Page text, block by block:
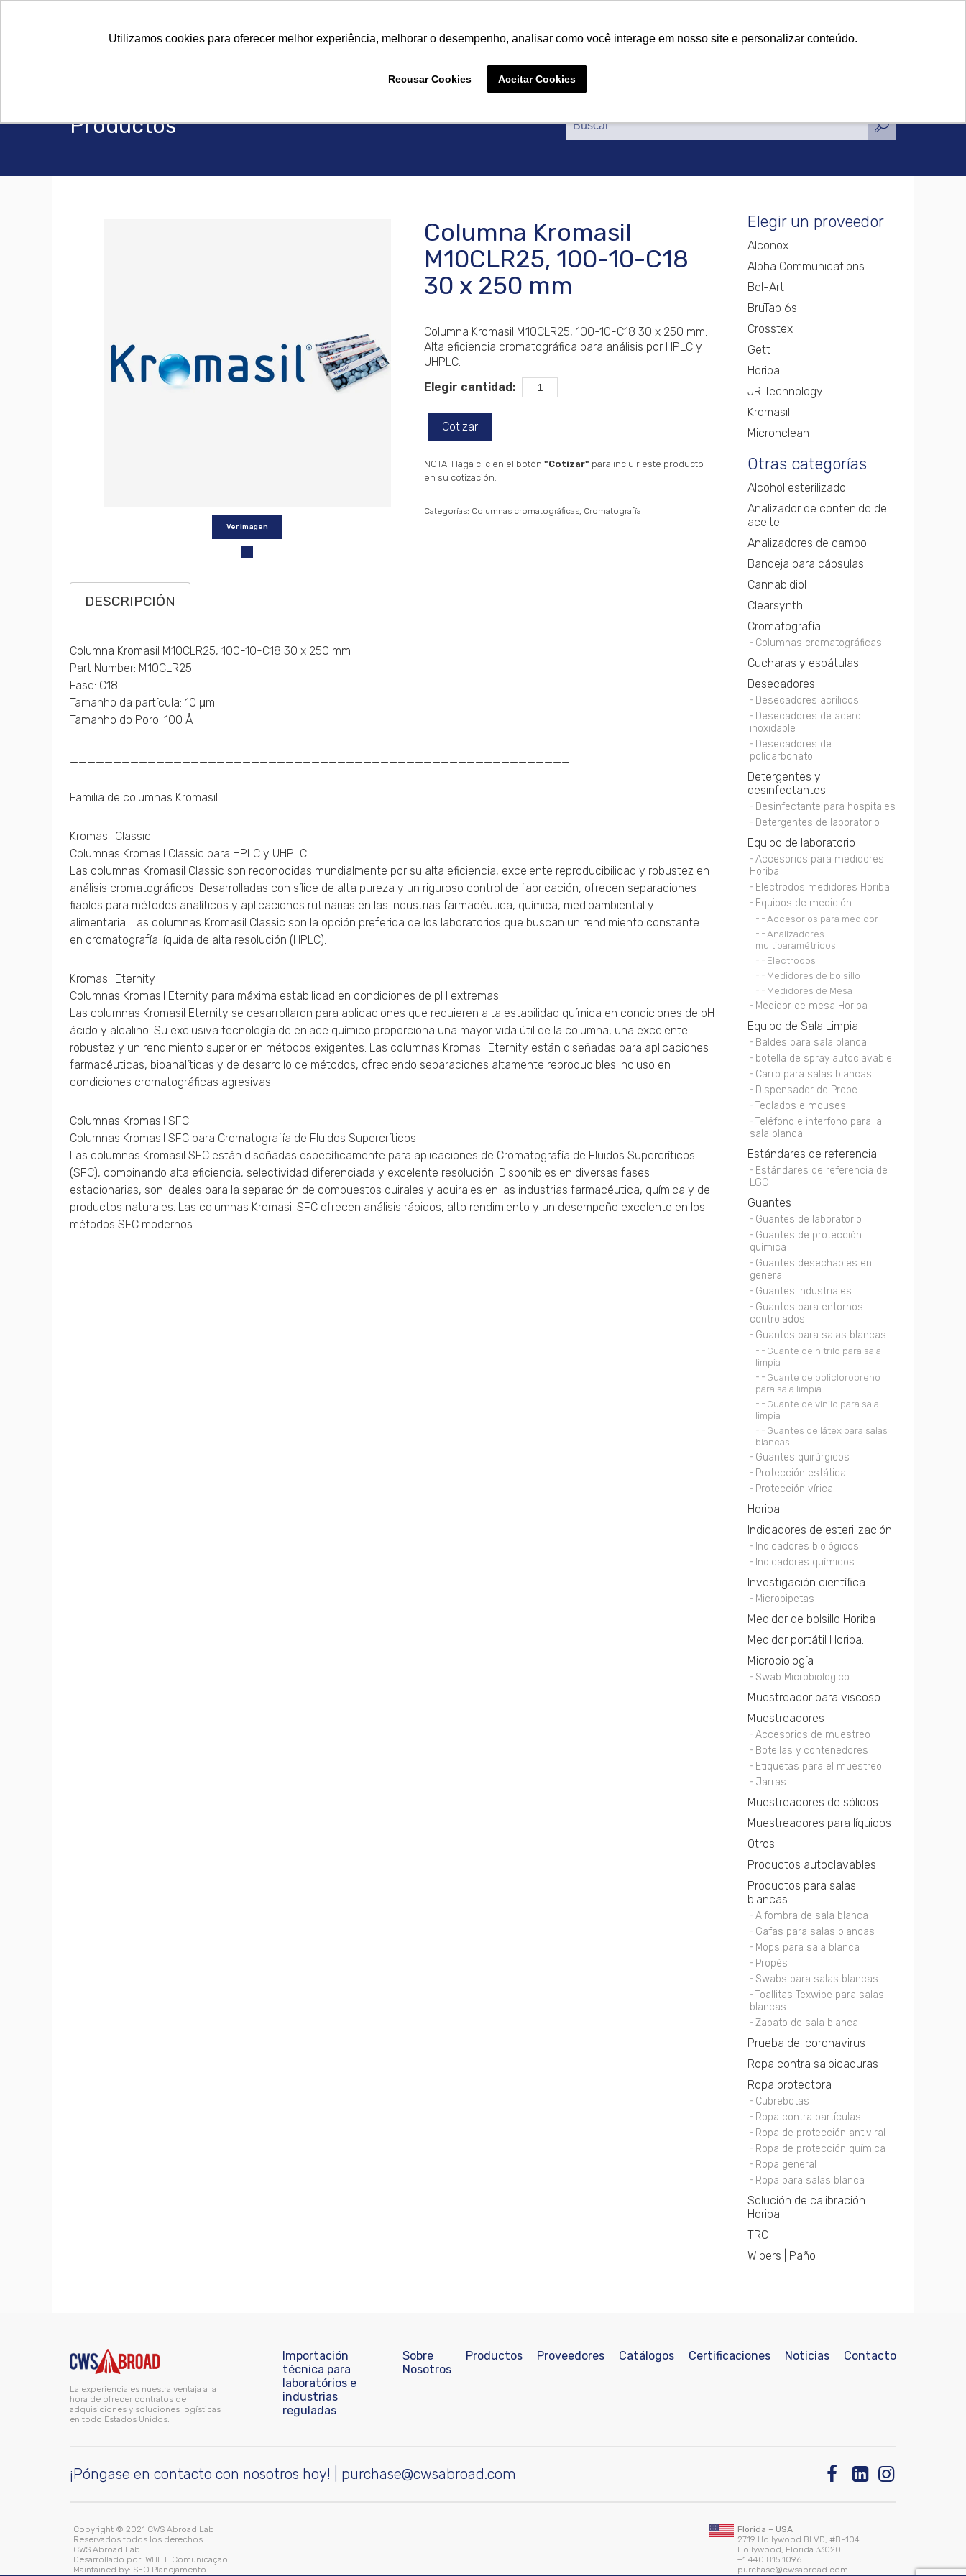
Utilizamos cookies para oferecer melhor experiência, melhorar o desempenho, analisar como você interage em nosso site e personalizar conteúdo.
Recusar Cookies Aceitar Cookies
Sobre Nosotros
Productos Proveedores Catálogos Certificaciones Noticias Contacto
Productos
Ver imagen
Columna Kromasil
M10CLR25, 100-10-C18
30 x 250 mm
Columna Kromasil M10CLR25, 100-10-C18 30 x 250 mm.
Alta eficiencia cromatográfica para análisis por HPLC y
UHPLC.
Elegir cantidad:
Cotizar
NOTA: Haga clic en el botón"Cotizar" para incluir este producto
en su cotización.
Categorías: Columnas cromatográficas Cromatografía
DESCRIPCIÓN
Columna Kromasil M10CLR25, 100-10-C18 30 x 250 mm
Part Number: M10CLR25
Fase: C18
Tamanho da partícula: 10 μm
Tamanho do Poro: 100 Å
__________________________________________________________
Familia de columnas Kromasil
Kromasil Classic
Columnas Kromasil Classic para HPLC y UHPLC
Las columnas Kromasil Classic son reconocidas mundialmente por su alta eficiencia, excelente reproducibilidad y robustez en
análisis cromatográficos. Desarrolladas con sílice de alta pureza y un riguroso control de fabricación, ofrecen separaciones
fiables para métodos analíticos y aplicaciones rutinarias en las industrias farmacéutica, química, medioambiental y
alimentaria. Las columnas Kromasil Classic son la opción preferida de los laboratorios que buscan un rendimiento constante
en cromatografía líquida de alta resolución (HPLC).
Kromasil Eternity
Columnas Kromasil Eternity para máxima estabilidad en condiciones de pH extremas
Las columnas Kromasil Eternity se desarrollaron para aplicaciones que requieren alta estabilidad química en condiciones de pH
ácido y alcalino. Su exclusiva tecnología de enlace químico proporciona una mayor vida útil de la columna, una excelente
robustez y un rendimiento superior en métodos exigentes. Las columnas Kromasil Eternity están diseñadas para aplicaciones
farmacéuticas, bioanalíticas y de desarrollo de métodos, ofreciendo separaciones altamente reproducibles incluso en
condiciones cromatográficas agresivas.
Columnas Kromasil SFC
Columnas Kromasil SFC para Cromatografía de Fluidos Supercríticos
Las columnas Kromasil SFC están diseñadas específicamente para aplicaciones de Cromatografía de Fluidos Supercríticos
(SFC), combinando alta eficiencia, selectividad diferenciada y excelente resolución. Disponibles en diversas fases
estacionarias, son ideales para la separación de compuestos quirales y aquirales en las industrias farmacéutica, química y de
productos naturales. Las columnas Kromasil SFC ofrecen análisis rápidos, alto rendimiento y un desempeño excelente en los
métodos SFC modernos.
Elegir un proveedor
Alconox
Alpha Communications
Bel-Art
BruTab 6s
Crosstex
Gett
Horiba
JR Technology
Kromasil
Micronclean
Otras categorías
Alcohol esterilizado
Analizador de contenido de
aceite
Analizadores de campo
Bandeja para cápsulas
Cannabidiol
Clearsynth
Cromatografía
Columnas cromatográficas
Cucharas y espátulas.
Desecadores
Desecadores acrílicos
Desecadores de acero
inoxidable
Desecadores de
policarbonato
Detergentes y
desinfectantes
Desinfectante para hospitales
Detergentes de laboratorio
Equipo de laboratorio
Accesorios para medidores
Horiba
Electrodos medidores Horiba
Equipos de medición
Accesorios para medidor
Analizadores
multiparamétricos
Electrodos
Medidores de bolsillo
Medidores de Mesa
Medidor de mesa Horiba
Equipo de Sala Limpia
Baldes para sala blanca
botella de spray autoclavable
Carro para salas blancas
Dispensador de Prope
Teclados e mouses
Teléfono e interfono para la
sala blanca
Estándares de referencia
Estándares de referencia de
LGC
Guantes
Guantes de laboratorio
Guantes de protección
química
Guantes desechables en
general
Guantes industriales
Guantes para entornos
controlados
Guantes para salas blancas
Guante de nitrilo para sala
limpia
Guante de policloropreno
para sala limpia
Guante de vinilo para sala
limpia
Guantes de látex para salas
blancas
Guantes quirúrgicos
Protección estática
Protección vírica
Horiba
Indicadores de esterilización
Indicadores biológicos
Indicadores químicos
Investigación científica
Micropipetas
Medidor de bolsillo Horiba
Medidor portátil Horiba.
Microbiología
Swab Microbiologico
Muestreador para viscoso
Muestreadores
Accesorios de muestreo
Botellas y contenedores
Etiquetas para el muestreo
Jarras
Muestreadores de sólidos
Muestreadores para líquidos
Otros
Productos autoclavables
Productos para salas
blancas
Alfombra de sala blanca
Gafas para salas blancas
Mops para sala blanca
Propés
Swabs para salas blancas
Toallitas Texwipe para salas
blancas
Zapato de sala blanca
Prueba del coronavirus
Ropa contra salpicaduras
Ropa protectora
Cubrebotas
Ropa contra partículas.
Ropa de protección antiviral
Ropa de protección química
Ropa general
Ropa para salas blanca
Solución de calibración
Horiba
TRC
Wipers | Paño
La experiencia es nuestra ventaja a la
hora de ofrecer contratos de
adquisiciones y soluciones logísticas
en todo Estados Unidos.
Importación
técnica para
laboratórios e
industrias
reguladas
Sobre
Nosotros
Productos Proveedores Catálogos Certificaciones Noticias Contacto
¡Póngase en contacto con nosotros hoy! purchase@cwsabroad.com
Copyright © 2021 CWS Abroad Lab
Reservados todos los derechos.
CWS Abroad Lab
Desarrollado por: WHITE Comunicação
Maintained by: SEO Planejamento
Florida – USA
2719 Hollywood BLVD, #B-104
Hollywood, Florida 33020
+1 440 815 1096
purchase@cwsabroad.com